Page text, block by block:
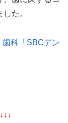
た。
科「SBCデン